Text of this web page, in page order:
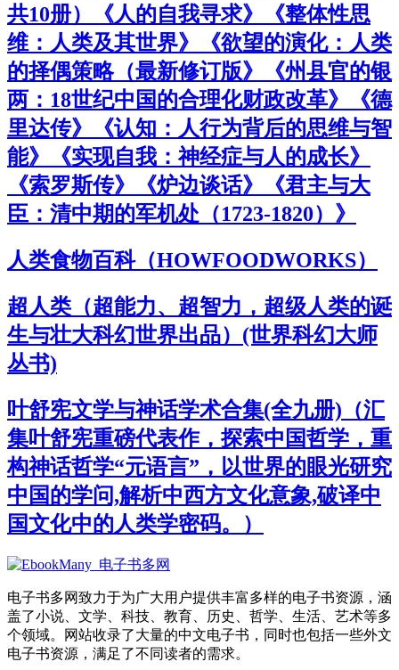
共10册）《人的自我寻求》《整体性思
维：人类及其世界》《欲望的演化：人类
的择偶策略（最新修订版》《州县官的银
两：18世纪中国的合理化财政改革》《德
里达传》《认知：人行为背后的思维与智
能》《实现自我：神经症与人的成长》
《索罗斯传》《炉边谈话》《君主与大
臣：清中期的军机处（1723-1820）》
人类食物百科（HOWFOODWORKS）
超人类（超能力、超智力，超级人类的诞
生与壮大科幻世界出品）(世界科幻大师
丛书)
叶舒宪文学与神话学术合集(全九册)（汇
集叶舒宪重磅代表作，探索中国哲学，重
构神话哲学“元语言”，以世界的眼光研究
中国的学问,解析中西方文化意象,破译中
国文化中的人类学密码。）
电子书多网致力于为广大用户提供丰富多样的电子书资源，涵
盖了小说、文学、科技、教育、历史、哲学、生活、艺术等多
个领域。网站收录了大量的中文电子书，同时也包括一些外文
电子书资源，满足了不同读者的需求。